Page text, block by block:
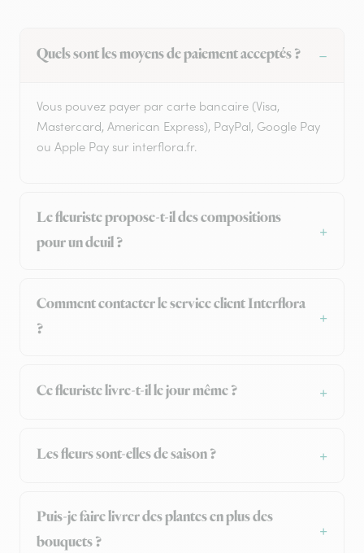
Quels sont les moyens de paiement acceptés ?
Vous pouvez payer par carte bancaire (Visa,
Mastercard, American Express), PayPal, Google Pay
ou Apple Pay sur interflora.fr.
Le fleuriste propose-t-il des compositions
pour un deuil ?
Comment contacter le service client Interflora
?
Ce fleuriste livre-t-il le jour même ?
Les fleurs sont-elles de saison ?
Puis-je faire livrer des plantes en plus des
bouquets ?